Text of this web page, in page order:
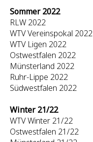
Sommer 2022
RLW 2022
WTV Vereinspokal 2022
WTV Ligen 2022
Ostwestfalen 2022
Münsterland 2022
Ruhr-Lippe 2022
Südwestfalen 2022
Winter 21/22
WTV Winter 21/22
Ostwestfalen 21/22